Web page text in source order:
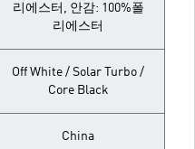
리에스터, 안감: 100%폴
리에스터
Off White / Solar Turbo /
Core Black
China